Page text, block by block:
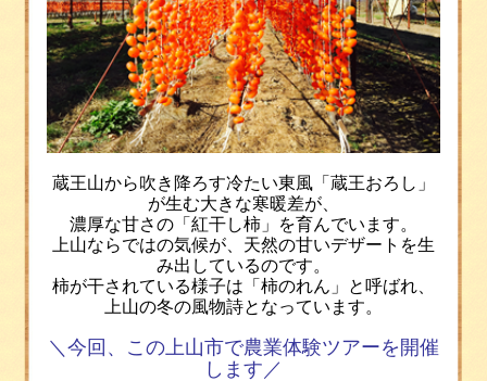
蔵王山から吹き降ろす冷たい東風「蔵王おろし」
が生む大きな寒暖差が、
濃厚な甘さの「紅干し柿」を育んでいます。
上山ならではの気候が、天然の甘いデザートを生
み出しているのです。
柿が干されている様子は「柿のれん」と呼ばれ、
上山の冬の風物詩となっています。
＼今回、この上山市で農業体験ツアーを開催
します／